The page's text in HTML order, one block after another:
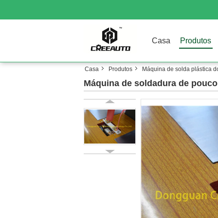
Casa Produtos
Casa Produtos Máquina de solda plástica
Máquina de soldadura de